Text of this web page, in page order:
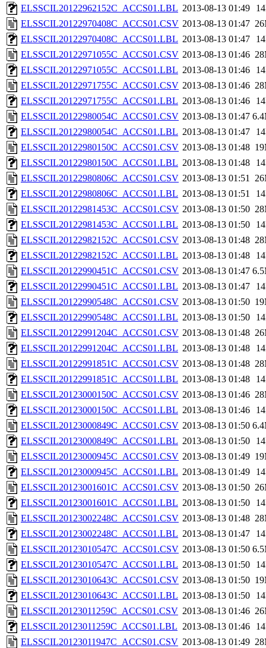
ELSSCIL20122962152C_ACCS01.LBL 2013-08-13 01:49
ELSSCIL20122970408C_ACCS01.CSV 2013-08-13 01:47
ELSSCIL20122970408C_ACCS01.LBL 2013-08-13 01:47
ELSSCIL20122971055C_ACCS01.CSV 2013-08-13 01:46
ELSSCIL20122971055C_ACCS01.LBL 2013-08-13 01:46
ELSSCIL20122971755C_ACCS01.CSV 2013-08-13 01:46
ELSSCIL20122971755C_ACCS01.LBL 2013-08-13 01:46
ELSSCIL20122980054C_ACCS01.CSV 2013-08-13 01:47
ELSSCIL20122980054C_ACCS01.LBL 2013-08-13 01:47
ELSSCIL20122980150C_ACCS01.CSV 2013-08-13 01:48
ELSSCIL20122980150C_ACCS01.LBL 2013-08-13 01:48
ELSSCIL20122980806C_ACCS01.CSV 2013-08-13 01:51
ELSSCIL20122980806C_ACCS01.LBL 2013-08-13 01:51
ELSSCIL20122981453C_ACCS01.CSV 2013-08-13 01:50
ELSSCIL20122981453C_ACCS01.LBL 2013-08-13 01:50
ELSSCIL20122982152C_ACCS01.CSV 2013-08-13 01:48
ELSSCIL20122982152C_ACCS01.LBL 2013-08-13 01:48
ELSSCIL20122990451C_ACCS01.CSV 2013-08-13 01:47
ELSSCIL20122990451C_ACCS01.LBL 2013-08-13 01:47
ELSSCIL20122990548C_ACCS01.CSV 2013-08-13 01:50
ELSSCIL20122990548C_ACCS01.LBL 2013-08-13 01:50
ELSSCIL20122991204C_ACCS01.CSV 2013-08-13 01:48
ELSSCIL20122991204C_ACCS01.LBL 2013-08-13 01:48
ELSSCIL20122991851C_ACCS01.CSV 2013-08-13 01:48
ELSSCIL20122991851C_ACCS01.LBL 2013-08-13 01:48
ELSSCIL20123000150C_ACCS01.CSV 2013-08-13 01:46
ELSSCIL20123000150C_ACCS01.LBL 2013-08-13 01:46
ELSSCIL20123000849C_ACCS01.CSV 2013-08-13 01:50
ELSSCIL20123000849C_ACCS01.LBL 2013-08-13 01:50
ELSSCIL20123000945C_ACCS01.CSV 2013-08-13 01:49
ELSSCIL20123000945C_ACCS01.LBL 2013-08-13 01:49
ELSSCIL20123001601C_ACCS01.CSV 2013-08-13 01:50
ELSSCIL20123001601C_ACCS01.LBL 2013-08-13 01:50
ELSSCIL20123002248C_ACCS01.CSV 2013-08-13 01:48
ELSSCIL20123002248C_ACCS01.LBL 2013-08-13 01:47
ELSSCIL20123010547C_ACCS01.CSV 2013-08-13 01:50
ELSSCIL20123010547C_ACCS01.LBL 2013-08-13 01:50
ELSSCIL20123010643C_ACCS01.CSV 2013-08-13 01:50
ELSSCIL20123010643C_ACCS01.LBL 2013-08-13 01:50
ELSSCIL20123011259C_ACCS01.CSV 2013-08-13 01:46
ELSSCIL20123011259C_ACCS01.LBL 2013-08-13 01:46
ELSSCIL20123011947C_ACCS01.CSV 2013-08-13 01:49